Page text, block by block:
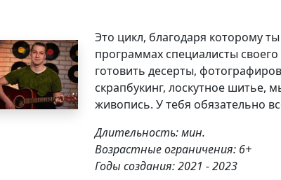
Это цикл, благодаря которому
программах специалисты своего
готовить десерты,
скрапбукинг, лоскутное шитье,
живопись. У тебя обязательно
Длительность: мин.
Возрастные ограничения: 6+
Годы создания: 2021 - 2023